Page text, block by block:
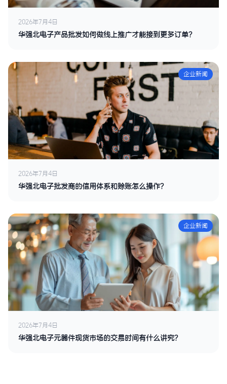
2026年7月4日
华强北电子产品批发如何做线上推广才能接到更多订单？
企业新闻
2026年7月4日
华强北电子批发商的信用体系和赊账怎么操作？
企业新闻
2026年7月4日
华强北电子元器件现货市场的交易时间有什么讲究？